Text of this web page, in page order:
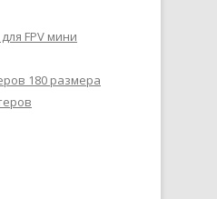
FPV мини
180 размера